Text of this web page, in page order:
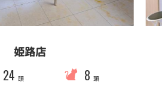
姫路店
24 頭 8 頭